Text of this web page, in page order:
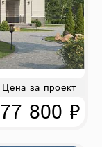
Цена за проект
77 800 ₽